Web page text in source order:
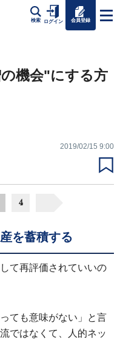
検索 ログイン 会員登録
機会"にする方
2019/02/15 9:00
4
を蓄積する
て再評価されていいの
ても意味がない」と言
ではなくて、人的ネッ